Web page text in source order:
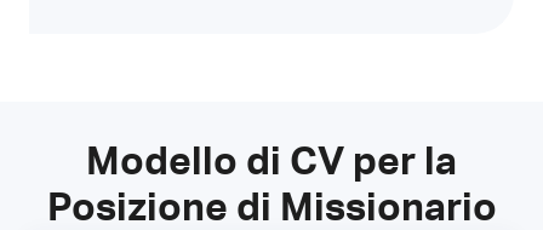
Modello di CV per la
Posizione di Missionario